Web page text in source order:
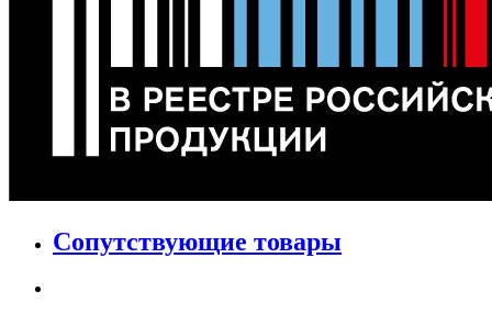
Сопутствующие товары